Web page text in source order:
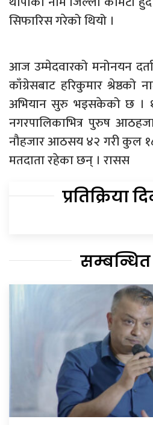
सिफारिस गरेको थियो ।
आज उम्मेदवारको मनोनयन
काँग्रेसबाट हरिकुमार श्रेष्ठको
अभियान सुरु भइसकेको छ ।
नगरपालिकाभित्र पुरुष
नौहजार आठसय ४२ गरी कुल
मतदाता रहेका छन् । रासस
प्रतिक्रिया